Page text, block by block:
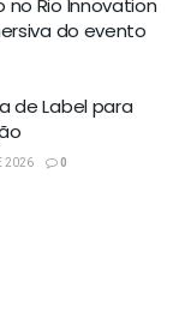
do evento
de Label para
2026 0